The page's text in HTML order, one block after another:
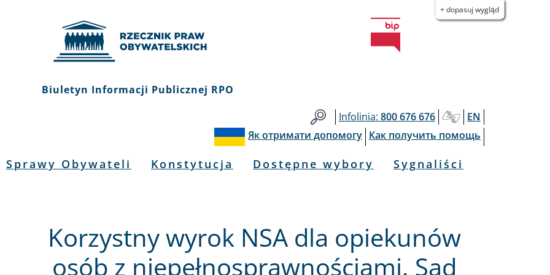
+ dopasuj wygląd
Biuletyn Informacji Publicznej RPO
Infolinia: 800 676 676
EN
Як отримати допомогу Как получить помощь
Sprawy Obywateli Konstytucja Dostępne wybory Sygnaliści
Korzystny wyrok NSA dla opiekunów
osób z niepełnosprawnościami. Sąd